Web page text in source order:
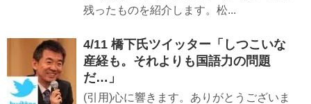
残ったものを紹介します。松...
4/11 橋下氏ツイッター「しつこいな
産経も。それよりも国語力の問題
だ…」
(引用)心に響きます。ありがとうございま